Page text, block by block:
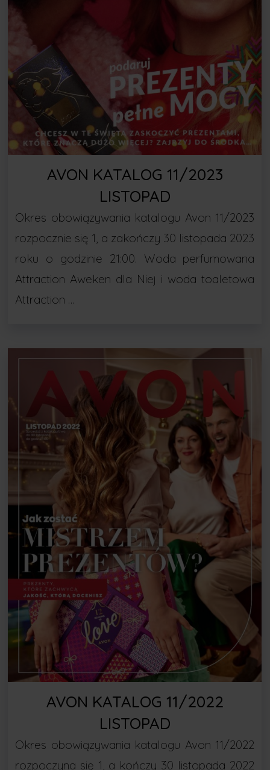
AVON KATALOG 11/2023
LISTOPAD
Okres obowiązywania katalogu Avon 11/2023
rozpocznie się 1, a zakończy 30 listopada 2023
roku o godzinie 21:00. Woda perfumowana
Attraction Aweken dla Niej i woda toaletowa
Attraction …
AVON KATALOG 11/2022
LISTOPAD
Okres obowiązywania katalogu Avon 11/2022
rozpoczyna się 1, a kończy 30 listopada 2022